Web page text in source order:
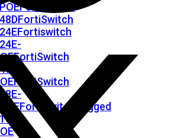
FortiSwitch
FortiSwitch
Fortiswitch
FortiSwitch
FortiSwitch
248E-
FortiSwitchRugged